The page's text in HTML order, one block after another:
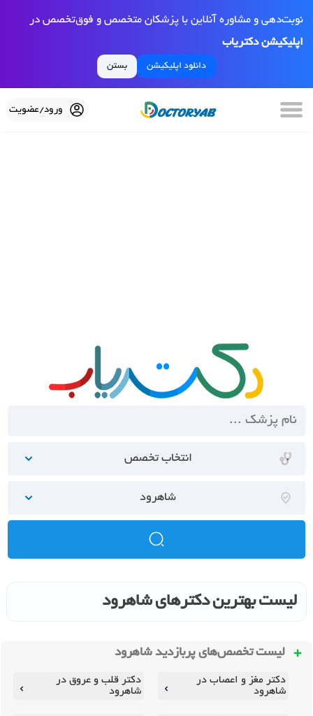
نوبت‌دهی و مشاوره آنلاین با پزشکان متخصص و فوق‌تخصص در
اپلیکیشن دکتریاب
دانلود اپلیکیشن بستن
ورود/عضویت
انتخاب تخصص
شاهرود
لیست بهترین دکترهای شاهرود
لیست تخصص‌های پربازدید شاهرود
دکتر مغز و اعصاب در
شاهرود
دکتر قلب و عروق در
شاهرود